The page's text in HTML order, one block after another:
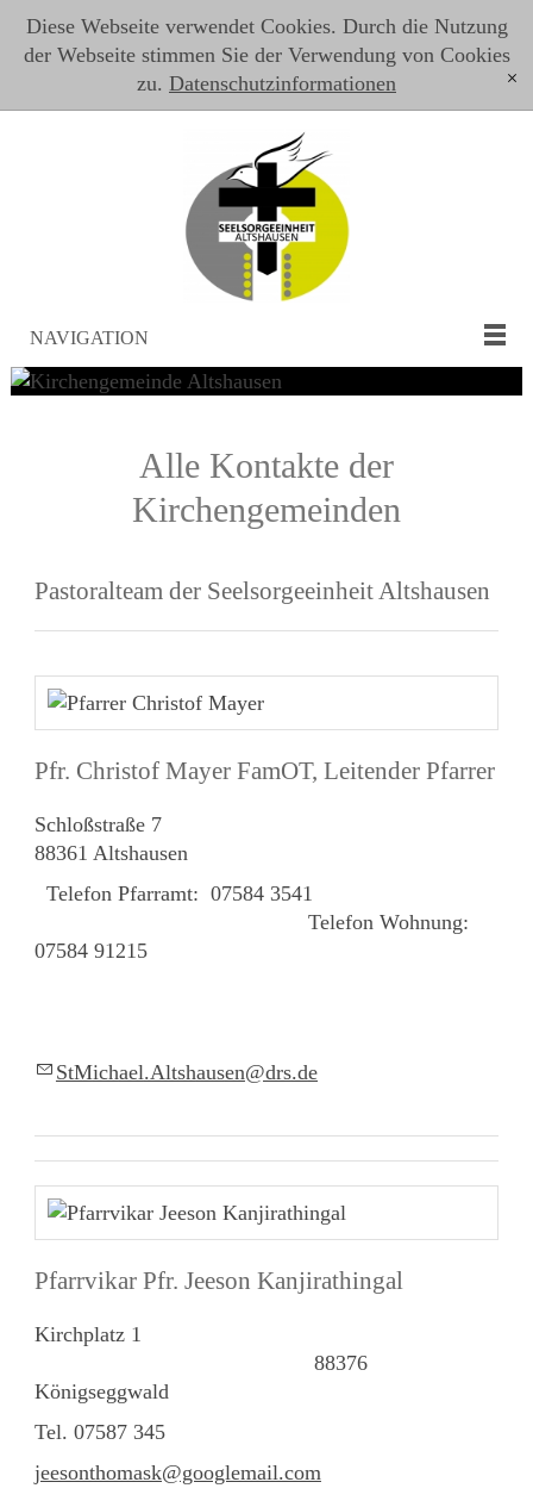
Diese Webseite verwendet Cookies. Durch die Nutzung
der Webseite stimmen Sie der Verwendung von Cookies
zu. Datenschutzinformationen [x]
NAVIGATION
Alle Kontakte der
Kirchengemeinden
Pastoralteam der Seelsorgeeinheit Altshausen
Pfr. Christof Mayer FamOT, Leitender Pfarrer
Schloßstraße 7
88361 Altshausen
Telefon Pfarramt: 07584 3541
Telefon Wohnung:
07584 91215
StM ch l Altsh s n drs d
Pfarrvikar Pfr. Jeeson Kanjirathingal
Kirchplatz 1
88376
Königseggwald
Tel. 07587 345
jeesonthomask@googlemail.com